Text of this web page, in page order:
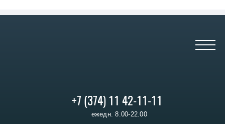
+7 (374) 11 42-11-11
ежедн. 8.00-22.00